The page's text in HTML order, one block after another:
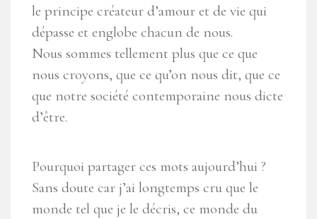
le principe créateur d’amour et de vie qui
dépasse et englobe chacun de nous.
Nous sommes tellement plus que ce que
nous croyons, que ce qu’on nous dit, que ce
que notre société contemporaine nous dicte
d’être.
Pourquoi partager ces mots aujourd’hui ?
Sans doute car j’ai longtemps cru que le
monde tel que je le décris, ce monde du